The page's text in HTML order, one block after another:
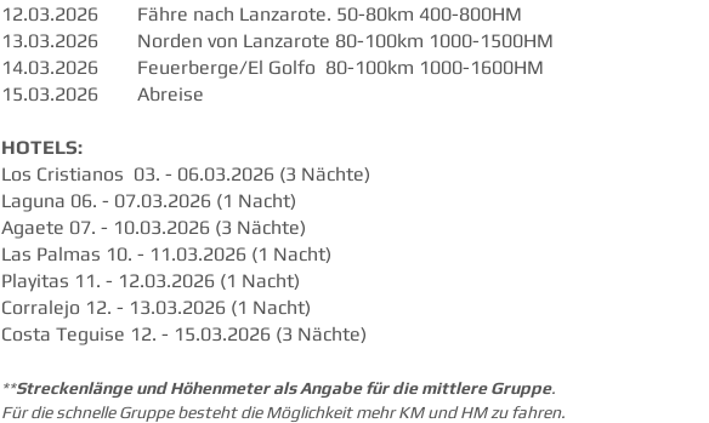
12.03.2026 Fähre nach Lanzarote. 50-80km 400-800HM
13.03.2026 Norden von Lanzarote 80-100km 1000-1500HM
14.03.2026 Feuerberge/El Golfo 80-100km 1000-1600HM
15.03.2026 Abreise
HOTELS:
Los Cristianos 03. - 06.03.2026 (3 Nächte)
Laguna 06. - 07.03.2026 (1 Nacht)
Agaete 07. - 10.03.2026 (3 Nächte)
Las Palmas 10. - 11.03.2026 (1 Nacht)
Playitas 11. - 12.03.2026 (1 Nacht)
Corralejo 12. - 13.03.2026 (1 Nacht)
Costa Teguise 12. - 15.03.2026 (3 Nächte)
**Streckenlänge und Höhenmeter als Angabe für die mittlere Gruppe.
Für die schnelle Gruppe besteht die Möglichkeit mehr KM und HM zu fahren.